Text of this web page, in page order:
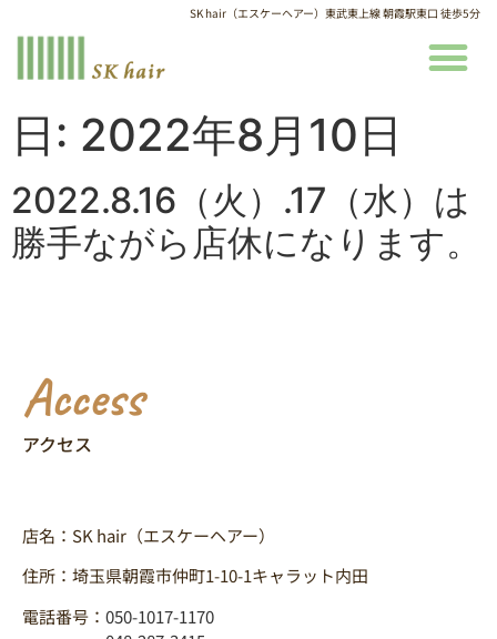
SK hair（エスケーヘアー）東武東上線 朝霞駅東口 徒歩5分
日: 2022年8月10日
2022.8.16（火）.17（水）は
勝手ながら店休になります。
Access
アクセス
店名：SK hair（エスケーヘアー）
住所：埼玉県朝霞市仲町1-10-1キャラット内田
電話番号： 050-1017-1170